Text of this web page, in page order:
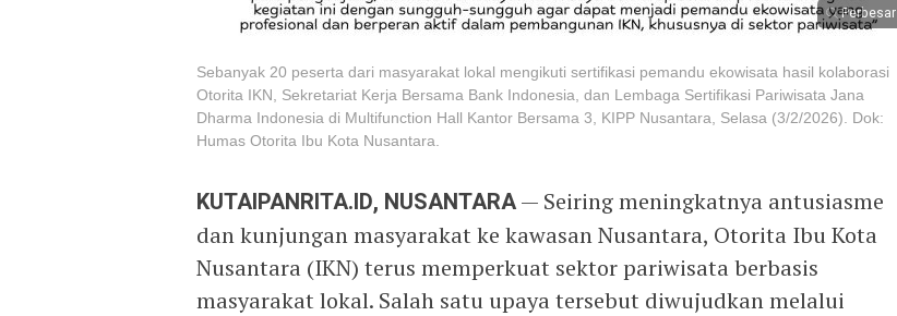
Perbesar
Sebanyak 20 peserta dari masyarakat lokal mengikuti sertifikasi pemandu ekowisata hasil kolaborasi
Otorita IKN, Sekretariat Kerja Bersama Bank Indonesia, dan Lembaga Sertifikasi Pariwisata Jana
Dharma Indonesia di Multifunction Hall Kantor Bersama 3, KIPP Nusantara, Selasa (3/2/2026). Dok:
Humas Otorita Ibu Kota Nusantara.
KUTAIPANRITA.ID, NUSANTARA— Seiring meningkatnya antusiasme
dan kunjungan masyarakat ke kawasan Nusantara, Otorita Ibu Kota
Nusantara (IKN) terus memperkuat sektor pariwisata berbasis
masyarakat lokal. Salah satu upaya tersebut diwujudkan melalui